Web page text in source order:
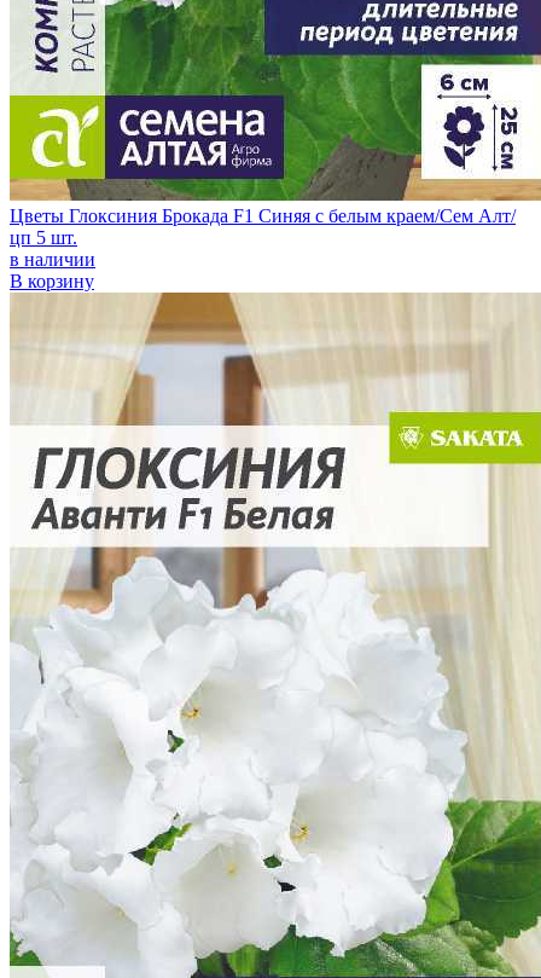
Цветы Глоксиния Брокада F1 Синяя с белым краем/Сем Алт/
цп 5 шт.
в наличии
В корзину